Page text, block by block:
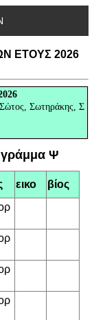
ΕΤΟΥΣ 2026
Σωτηράκης, Σ
γράμμα Ψ
εικο
βίος